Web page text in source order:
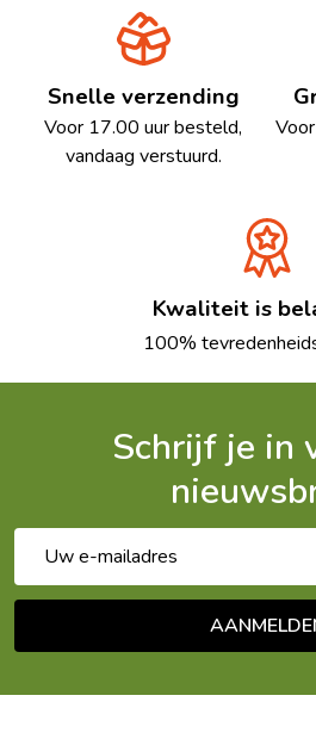
Snelle verzending
Voor 17.00 uur besteld,
vandaag verstuurd.
Kwaliteit is
100%
Schrijf je in
mailadres